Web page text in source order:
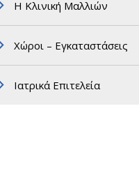
Η Κλινική Μαλλιών
Χώροι – Εγκαταστάσεις
Ιατρικά Επιτελεία